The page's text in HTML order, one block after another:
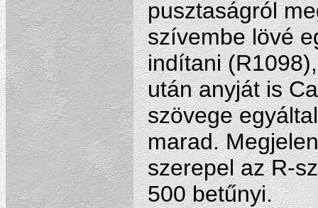
pusztaságról
szívembe lövé
indítani
után anyját is
szövege
marad.
szerepel az R-
500 betűnyi.